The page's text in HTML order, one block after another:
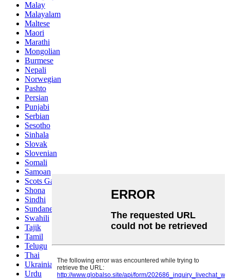
Malay
Malayalam
Maltese
Maori
Marathi
Mongolian
Burmese
Nepali
Norwegian
Pashto
Persian
Punjabi
Serbian
Sesotho
Sinhala
Slovak
Slovenian
Somali
Samoan
Scots Gaelic
Shona
Sindhi
Sundanese
Swahili
Tajik
Tamil
Telugu
Thai
Ukrainian
Urdu